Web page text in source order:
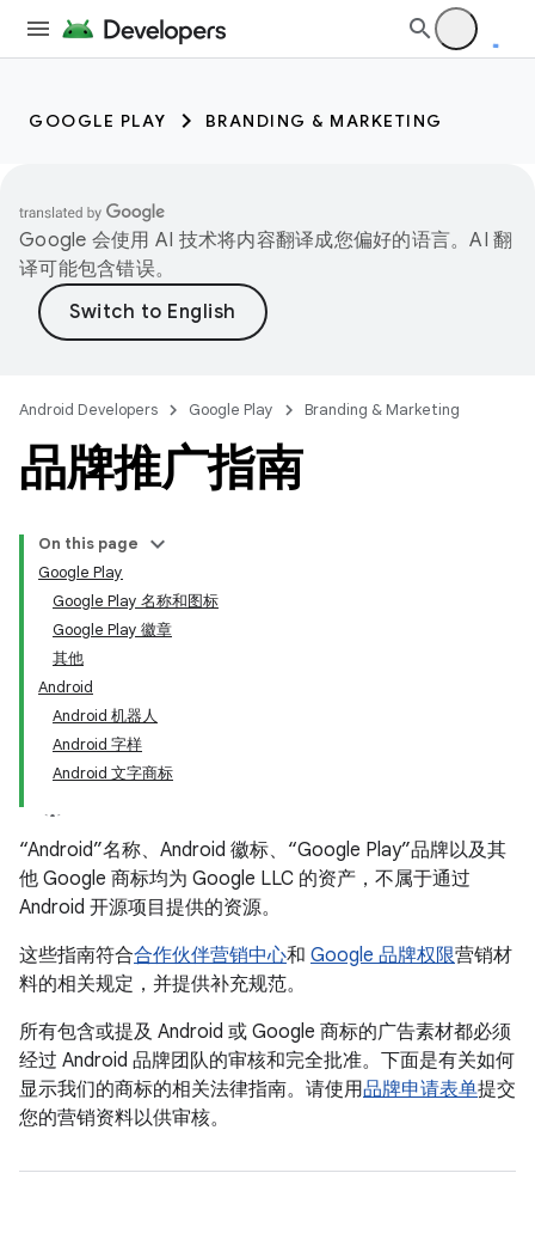
GOOGLE PLAY BRANDING & MARKETING
Google 会使用 AI 技术将内容翻译成您偏好的语言。AI 翻
译可能包含错误。
Android Developers Google Play Branding & Marketing
品牌推广指南
On this page
Google Play
Google Play 名称和图标
Google Play 徽章
其他
Android
Android 机器人
Android 字样
Android 文字商标
“Android”名称、Android 徽标、“Google Play”品牌以及其
他 Google 商标均为 Google LLC 的资产，不属于通过
Android 开源项目提供的资源。
这些指南符合合作伙伴营销中心和 Google 品牌权限营销材
料的相关规定，并提供补充规范。
所有包含或提及 Android 或 Google 商标的广告素材都必须
经过 Android 品牌团队的审核和完全批准。下面是有关如何
显示我们的商标的相关法律指南。请使用品牌申请表单提交
您的营销资料以供审核。